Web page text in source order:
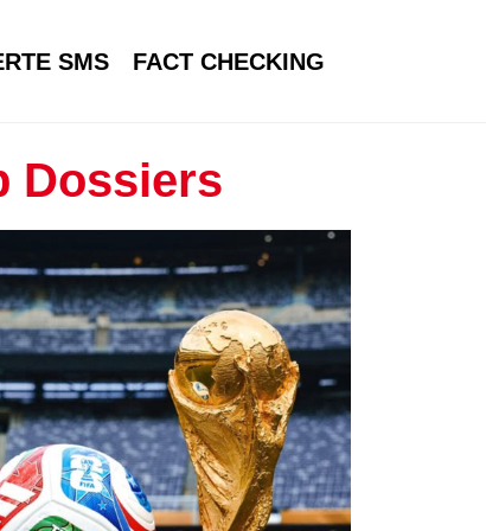
SMS FACT CHECKING
Dossiers